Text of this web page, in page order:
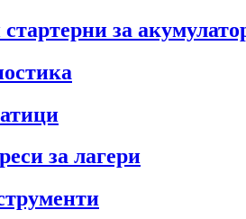
за
за лагери